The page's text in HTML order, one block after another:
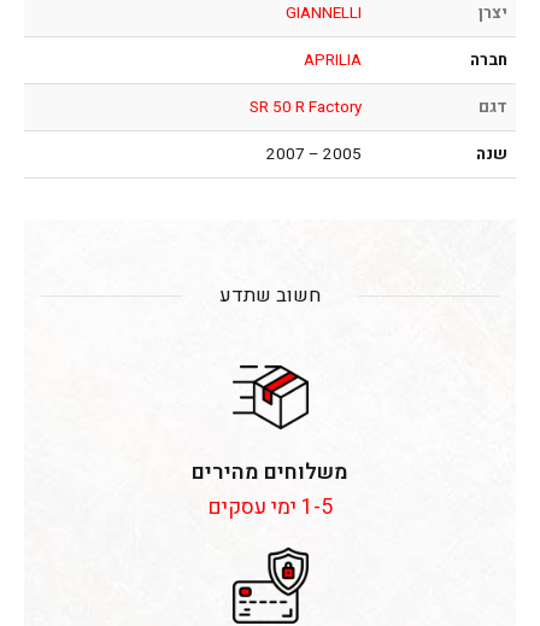
יצרן
GIANNELLI
חברה
APRILIA
דגם
SR 50 R Factory
שנה
2005 – 2007
חשוב שתדע
משלוחים מהירים
1-5 ימי עסקים